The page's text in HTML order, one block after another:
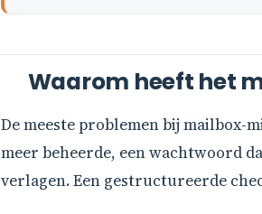
Waarom heeft het
De meeste problemen bij mailbox-
meer beheerde, een wachtwoord
verlagen. Een gestructureerde